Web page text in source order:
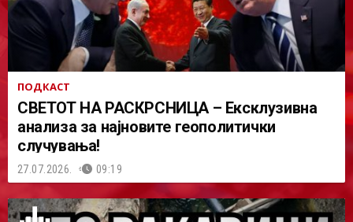
ПОДКАСТ
СВЕТОТ НА РАСКРСНИЦА – Ексклузивна
анализа за најновите геополитички
случувања!
27.07.2026. 09:19